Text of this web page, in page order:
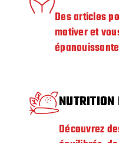
Des articles
motiver et
NUTRITION
Découvrez